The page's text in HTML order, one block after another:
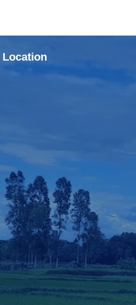
Location